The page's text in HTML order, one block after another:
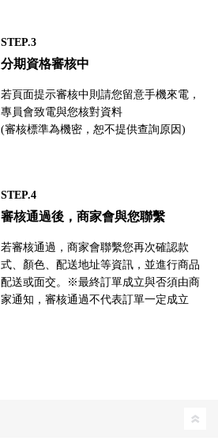
STEP.3
分期資格審核中
若頁面提示審核中則請您留意手機來電，
專員會致電與您核對資料
(審核標準為機密，恕不提供查詢原因)
STEP.4
審核通過後，商家會與您聯繫
若審核通過，商家會聯繫您再次確認款
式、顏色、配送地址等資訊，並進行商品
配送或面交。※最終訂單成立與否須由商
家通知，審核通過不代表訂單一定成立